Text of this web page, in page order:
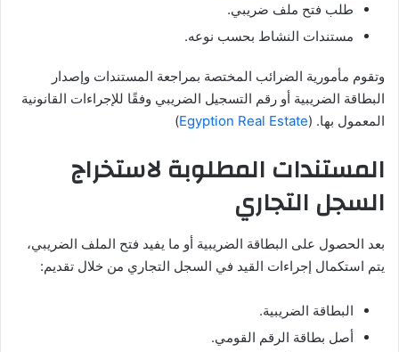
طلب فتح ملف ضريبي.
مستندات النشاط بحسب نوعه.
وتقوم مأمورية الضرائب المختصة بمراجعة المستندات وإصدار
البطاقة الضريبية أو رقم التسجيل الضريبي وفقًا للإجراءات القانونية
المعمول بها. (Egyption Real Estate
)
المستندات المطلوبة لاستخراج
السجل التجاري
بعد الحصول على البطاقة الضريبية أو ما يفيد فتح الملف الضريبي،
يتم استكمال إجراءات القيد في السجل التجاري من خلال تقديم:
البطاقة الضريبية.
أصل بطاقة الرقم القومي.